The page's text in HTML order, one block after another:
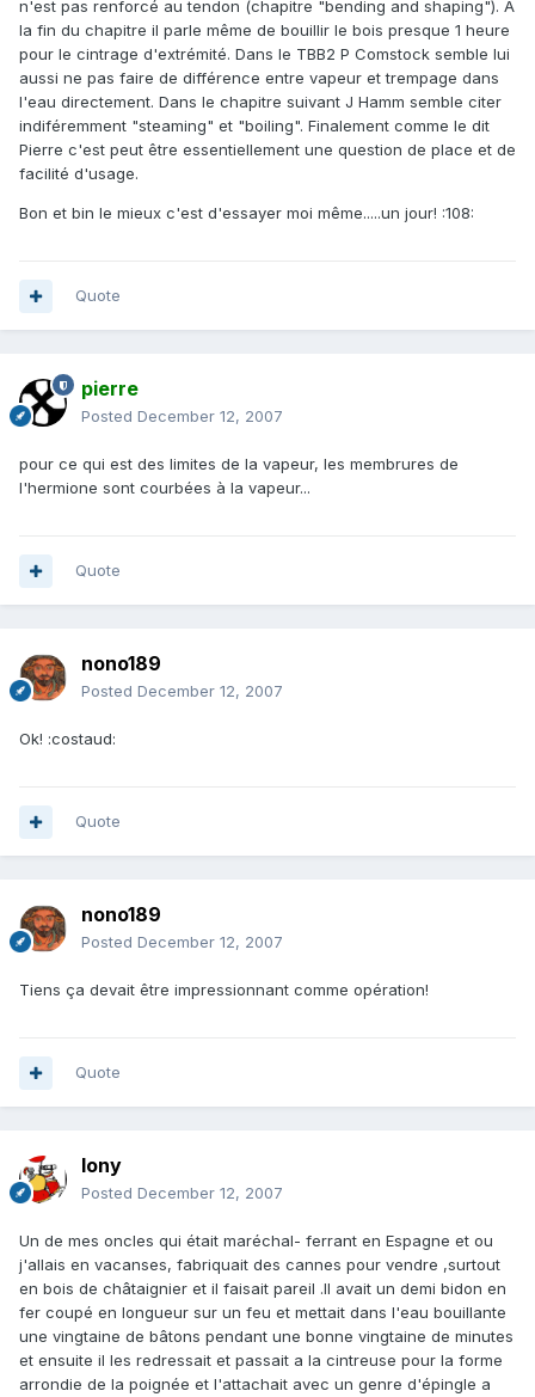
n'est pas renforcé au tendon (chapitre "bending and shaping"). A
la fin du chapitre il parle même de bouillir le bois presque 1 heure
pour le cintrage d'extrémité. Dans le TBB2 P Comstock semble lui
aussi ne pas faire de différence entre vapeur et trempage dans
l'eau directement. Dans le chapitre suivant J Hamm semble citer
indiféremment "steaming" et "boiling". Finalement comme le dit
Pierre c'est peut être essentiellement une question de place et de
facilité d'usage.
Bon et bin le mieux c'est d'essayer moi même.....un jour! :108:
Quote
pierre
Posted December 12, 2007
pour ce qui est des limites de la vapeur, les membrures de
l'hermione sont courbées à la vapeur...
Quote
nono189
Posted December 12, 2007
Ok! :costaud:
Quote
nono189
Posted December 12, 2007
Tiens ça devait être impressionnant comme opération!
Quote
lony
Posted December 12, 2007
Un de mes oncles qui était maréchal- ferrant en Espagne et ou
j'allais en vacanses, fabriquait des cannes pour vendre ,surtout
en bois de châtaignier et il faisait pareil .Il avait un demi bidon en
fer coupé en longueur sur un feu et mettait dans l'eau bouillante
une vingtaine de bâtons pendant une bonne vingtaine de minutes
et ensuite il les redressait et passait a la cintreuse pour la forme
arrondie de la poignée et l'attachait avec un genre d'épingle a